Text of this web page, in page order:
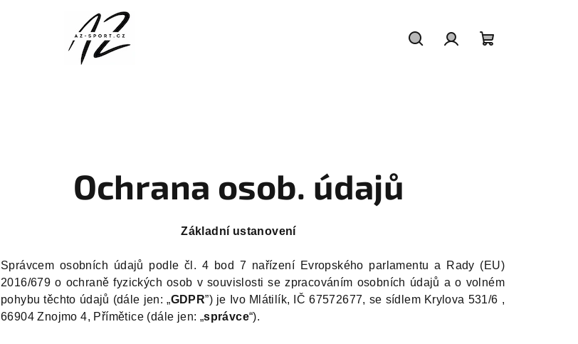
Ochrana osob. údajů
Základní ustanovení
Správcem osobních údajů podle čl. 4 bod 7 nařízení Evropského parlamentu a Rady (EU)
2016/679 o ochraně fyzických osob v souvislosti se zpracováním osobních údajů a o volném
pohybu těchto údajů (dále jen: „GDPR”) je Ivo Mlátilík, IČ 67572677, se sídlem Krylova 531/6 ,
66904 Znojmo 4, Přímětice (dále jen: „správce“).